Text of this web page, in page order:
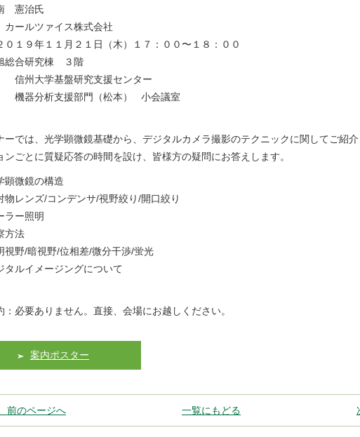
憲治氏
ツァイス株式会社
０１９年１１月２１日（木）１７：００〜１８：００
総合研究棟 ３階
学基盤研究支援センター
析支援部門（松本） 小会議室
ーでは、光学顕微鏡基礎から、デジタルカメラ撮影のテクニックに関してご紹介
ンごとに質疑応答の時間を設け、皆様方の疑問にお答えします。
顕微鏡の構造
ンズ/コンデンサ/視野絞り/開口絞り
ラー照明
察方法
/暗視野/位相差/微分干渉/蛍光
タルイメージングについて
：必要ありません。直接、会場にお越しください。
案内ポスター
のページへ 一覧にもどる